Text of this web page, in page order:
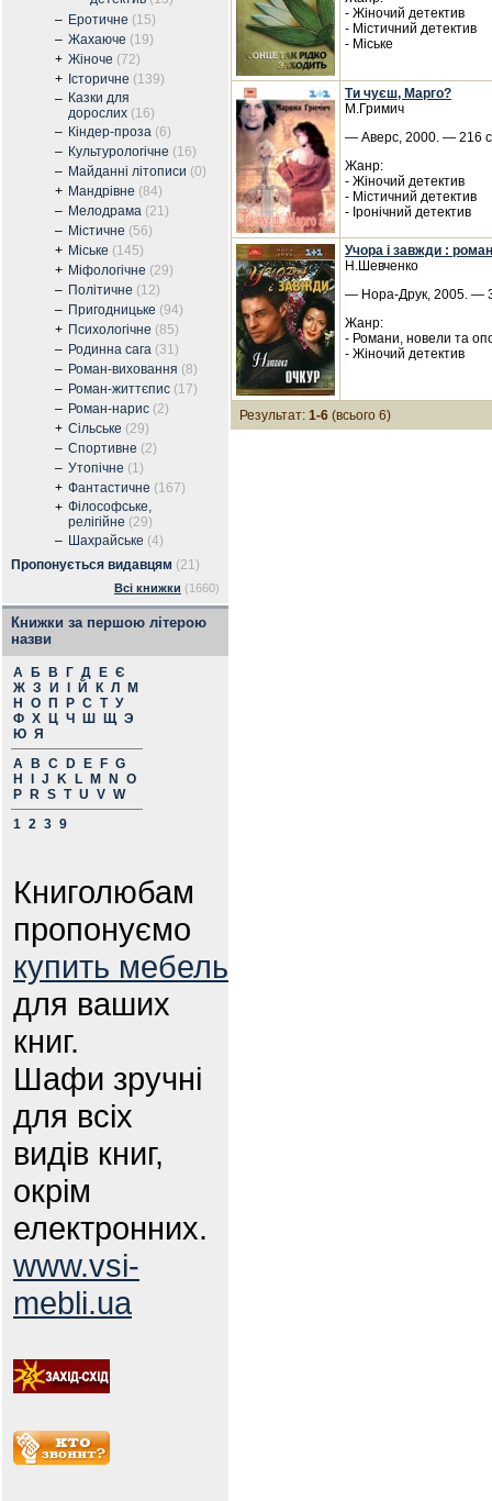
– Еротичне (15)
– Жахаюче (19)
+ Жіноче (72)
+ Історичне (139)
– Казки для
дорослих (16)
– Кіндер-проза (6)
– Культурологічне (16)
– Майданні літописи (0)
+ Мандрівне (84)
– Мелодрама (21)
– Містичне (56)
+ Міське (145)
+ Міфологічне (29)
– Політичне (12)
– Пригодницьке (94)
+ Психологічне (85)
– Родинна сага (31)
– Роман-виховання (8)
– Роман-життєпис (17)
– Роман-нарис (2)
+ Сільське (29)
– Спортивне (2)
– Утопічне (1)
+ Фантастичне (167)
+ Філософське,
релігійне (29)
– Шахрайське (4)
Пропонується видавцям (21)
Всі книжки (1660)
Книжки за першою літерою
назви
А Б В Г Д Е Є
Ж З И Й К Л
М
Н
О П Р С Т У
Ф Х Ц Ч Ш Щ Э
Ю Я
A
B C D E F G
H
J K L M N
O
P
R S T U V W
1 2 3 9
Книголюбам
пропонуємо
купить мебель
для ваших
книг.
Шафи зручні
для всіх
видів книг,
окрім
електронних.
www.vsi-
mebli.ua
- Жіночий детектив
- Містичний детектив
- Міське
Ти чуєш, Марго?
М.Гримич
— Аверс, 2000. — 216
Жанр:
- Жіночий детектив
- Містичний детектив
- Іронічний детектив
Учора і завжди : роман
Н.Шевченко
— Нора-Друк, 2005. —
Жанр:
- Романи, новели та
- Жіночий детектив
Результат: 1-6 (всього 6)